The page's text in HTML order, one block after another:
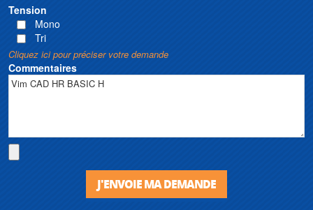
Tension
Mono
Tri
Cliquez ici pour préciser votre demande
Commentaires
J'ENVOIE MA DEMANDE